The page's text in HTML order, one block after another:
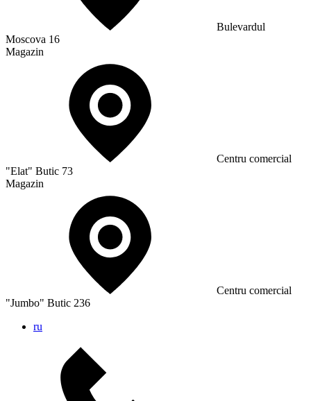
Bulevardul
Moscova 16
Magazin
Сentru comercial
"Elat" Butic 73
Magazin
Сentru comercial
"Jumbo" Butic 236
ru